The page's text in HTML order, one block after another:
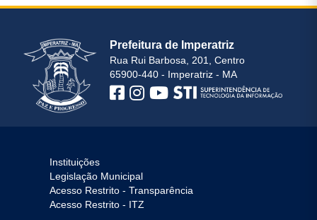
Prefeitura de Imperatriz
Rua Rui Barbosa, 201, Centro
65900-440 - Imperatriz - MA
Instituições
Legislação Municipal
Acesso Restrito - Transparência
Acesso Restrito - ITZ